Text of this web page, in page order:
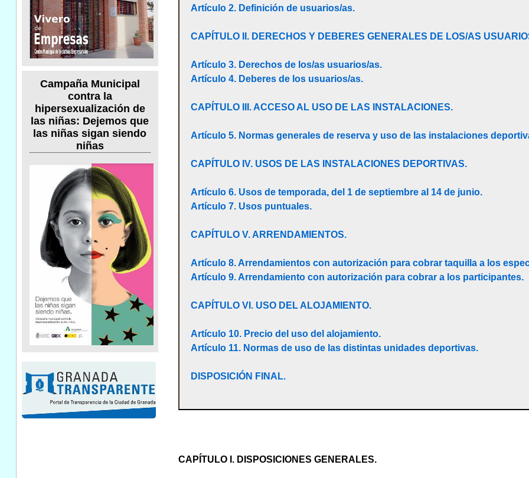
Campaña Municipal
contra la
hipersexualización de
las niñas: Dejemos que
las niñas sigan siendo
niñas
Artículo 2. Definición de usuarios/as.
CAPÍTULO II. DERECHOS Y DEBERES GENERALES DE LOS/AS
Artículo 3. Derechos de los/as usuarios/as.
Artículo 4. Deberes de los usuarios/as.
CAPÍTULO III. ACCESO AL USO DE LAS INSTALACIONES.
Artículo 5. Normas generales de reserva y uso de las instalaciones
CAPÍTULO IV. USOS DE LAS INSTALACIONES DEPORTIVAS.
Artículo 6. Usos de temporada, del 1 de septiembre al 14 de junio.
Artículo 7. Usos puntuales.
CAPÍTULO V. ARRENDAMIENTOS.
Artículo 8. Arrendamientos con autorización para cobrar taquilla a los
Artículo 9. Arrendamiento con autorización para cobrar a los participantes.
CAPÍTULO VI. USO DEL ALOJAMIENTO.
Artículo 10. Precio del uso del alojamiento.
Artículo 11. Normas de uso de las distintas unidades deportivas.
DISPOSICIÓN FINAL.
CAPÍTULO I. DISPOSICIONES GENERALES.